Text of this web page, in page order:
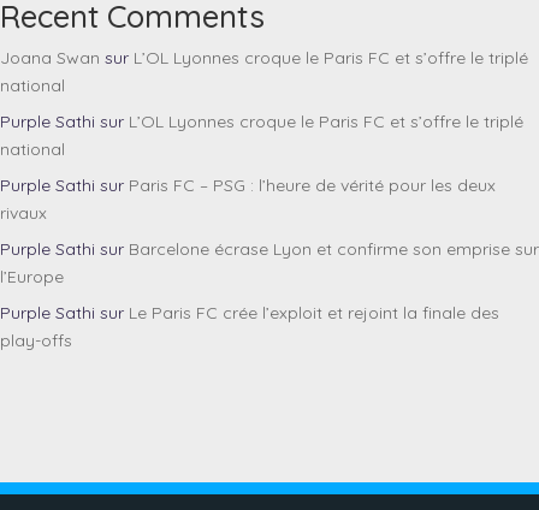
Recent Comments
Joana Swan sur L’OL Lyonnes croque le Paris FC et s’offre le triplé
national
Purple Sathi sur L’OL Lyonnes croque le Paris FC et s’offre le triplé
national
Purple Sathi sur Paris FC – PSG : l’heure de vérité pour les deux
rivaux
Purple Sathi sur Barcelone écrase Lyon et confirme son emprise sur
l’Europe
Purple Sathi sur Le Paris FC crée l’exploit et rejoint la finale des
play-offs